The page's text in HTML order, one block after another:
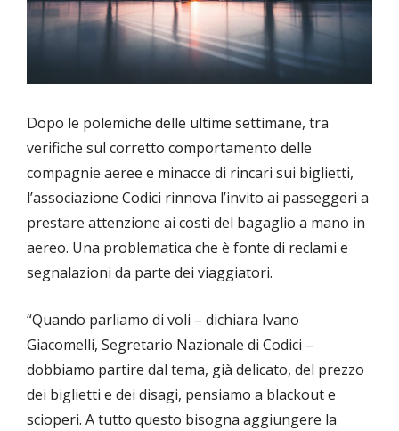
Dopo le polemiche delle ultime settimane, tra
verifiche sul corretto comportamento delle
compagnie aeree e minacce di rincari sui biglietti,
l’associazione Codici rinnova l’invito ai passeggeri a
prestare attenzione ai costi del bagaglio a mano in
aereo. Una problematica che è fonte di reclami e
segnalazioni da parte dei viaggiatori.
“Quando parliamo di voli – dichiara Ivano
Giacomelli, Segretario Nazionale di Codici –
dobbiamo partire dal tema, già delicato, del prezzo
dei biglietti e dei disagi, pensiamo a blackout e
scioperi. A tutto questo bisogna aggiungere la